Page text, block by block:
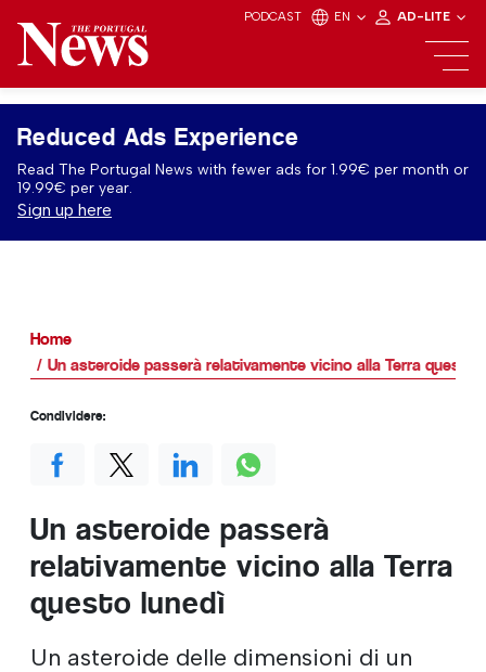
PODCAST EN AD-LITE
Reduced Ads Experience
Read The Portugal News with fewer ads for 1.99€ per month or
19.99€ per year.
Sign up here
Home
Un asteroide passerà relativamente vicino alla Terra questo
Un asteroide passerà
relativamente vicino alla Terra
questo lunedì
Un asteroide delle dimensioni di un
Condividere: